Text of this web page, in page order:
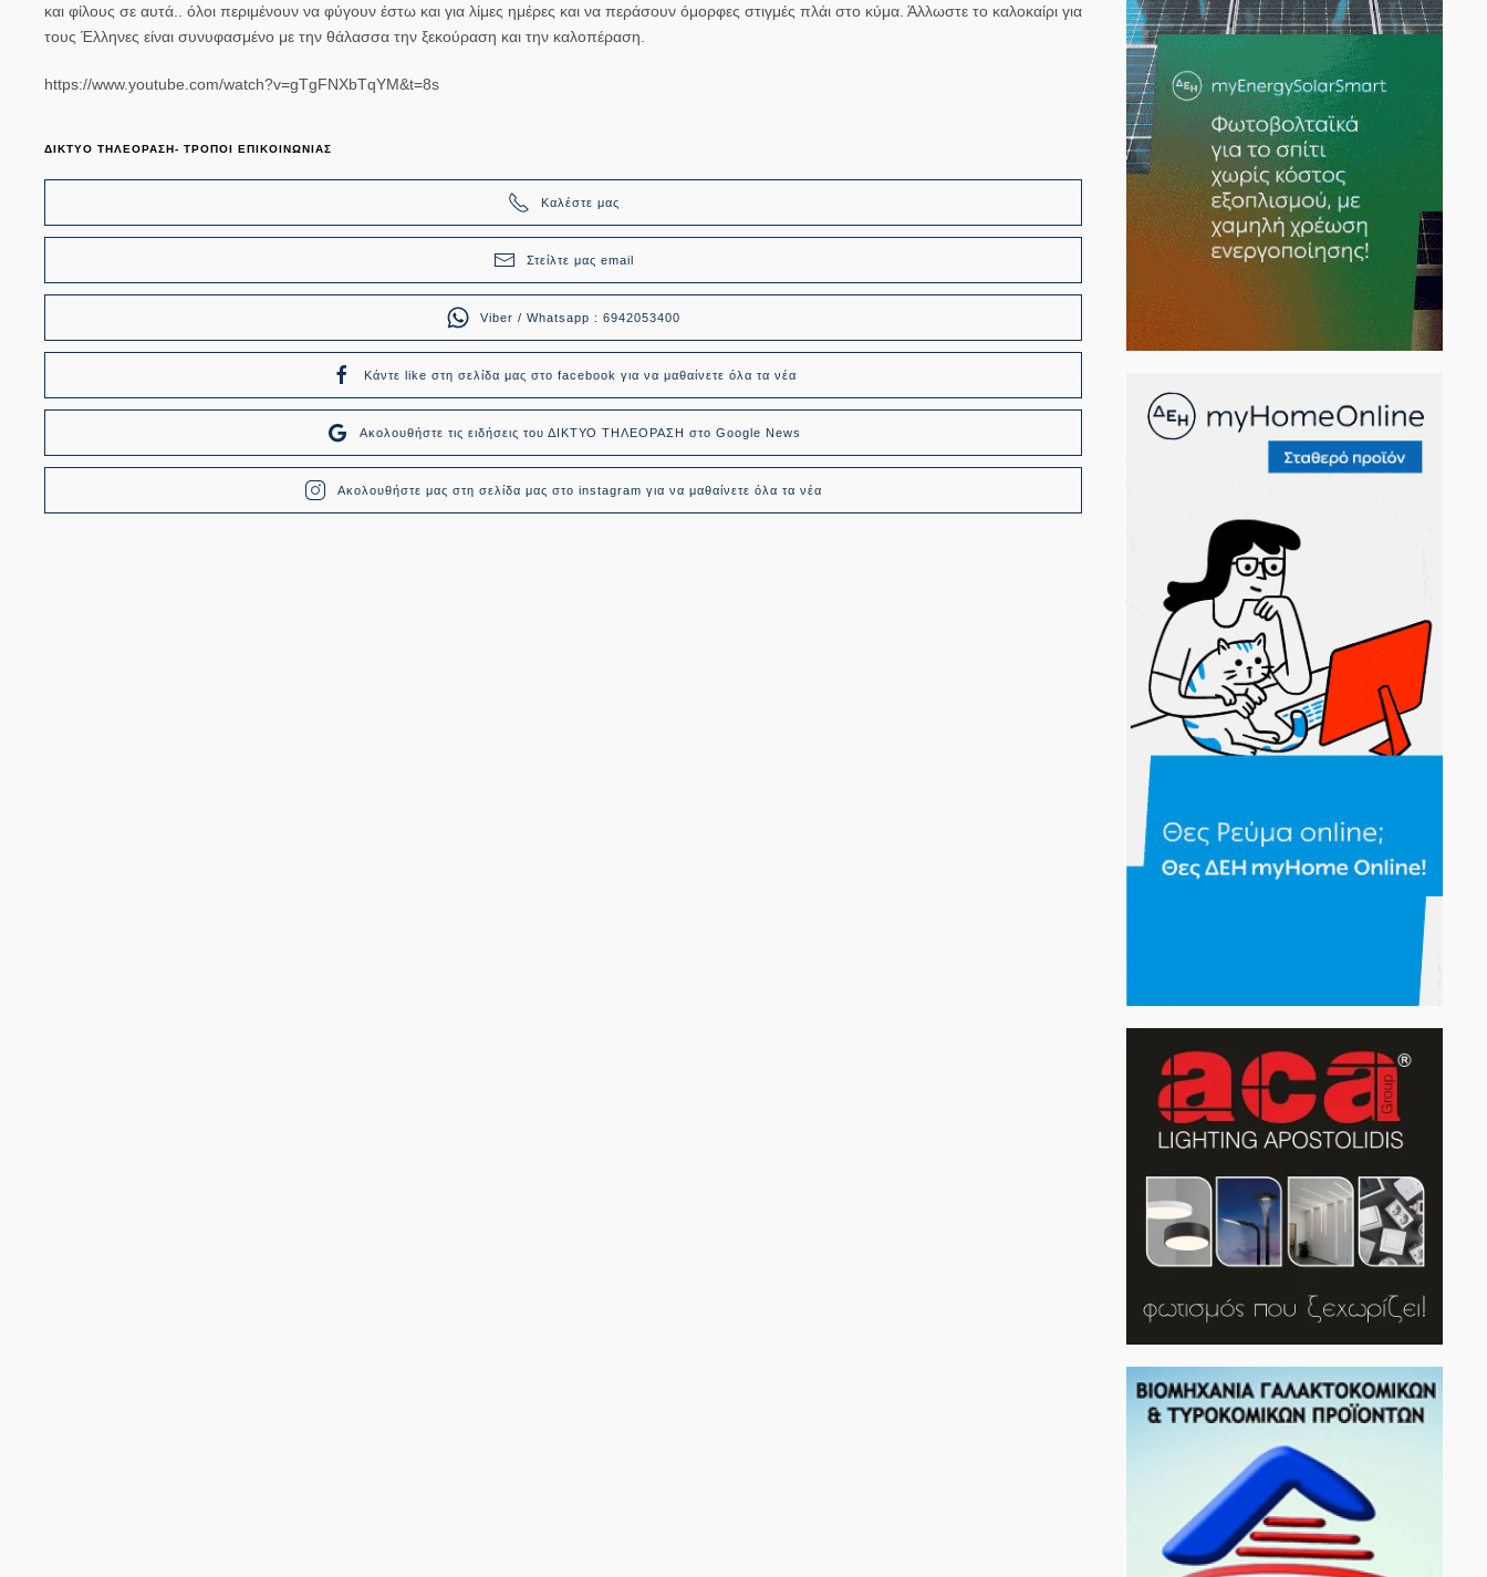
και φίλους σε αυτά.. όλοι περιμένουν να φύγουν έστω και για λίμες ημέρες και να περάσουν όμορφες στιγμές πλάι στο κύμα. Άλλωστε το καλοκαίρι για
τους Έλληνες είναι συνυφασμένο με την θάλασσα την ξεκούραση και την καλοπέραση.
https://www.youtube.com/watch?v=gTgFNXbTqYM&t=8s
ΔΙΚΤΥΟ ΤΗΛΕΟΡΑΣΗ- ΤΡΟΠΟΙ ΕΠΙΚΟΙΝΩΝΙΑΣ
Καλέστε μας
Στείλτε μας email
Viber / Whatsapp : 6942053400
Κάντε like στη σελίδα μας στο facebook για να μαθαίνετε όλα τα νέα
Ακολουθήστε τις ειδήσεις του ΔΙΚΤΥΟ ΤΗΛΕΟΡΑΣΗ στο Google News
Ακολουθήστε μας στη σελίδα μας στο instagram για να μαθαίνετε όλα τα νέα